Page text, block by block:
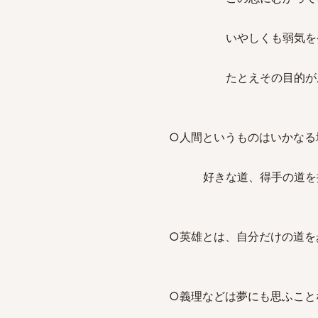
いやしくも弱気を発
たとえその目的が成就
○人間というものはいかな
好きな道、得手の道を
○英雄とは、自分だけの道
○義理などは夢にも思ふこ